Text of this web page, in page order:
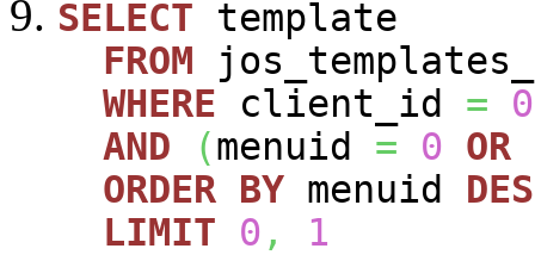
SELECT template
FROM
WHERE client_id =
0
AND
(menuid = 0 OR
ORDER BY menuid
LIMIT
0 ,
1